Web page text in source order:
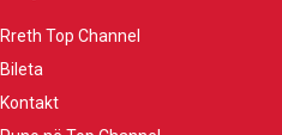
Rreth Top Channel
Bileta
Kontakt